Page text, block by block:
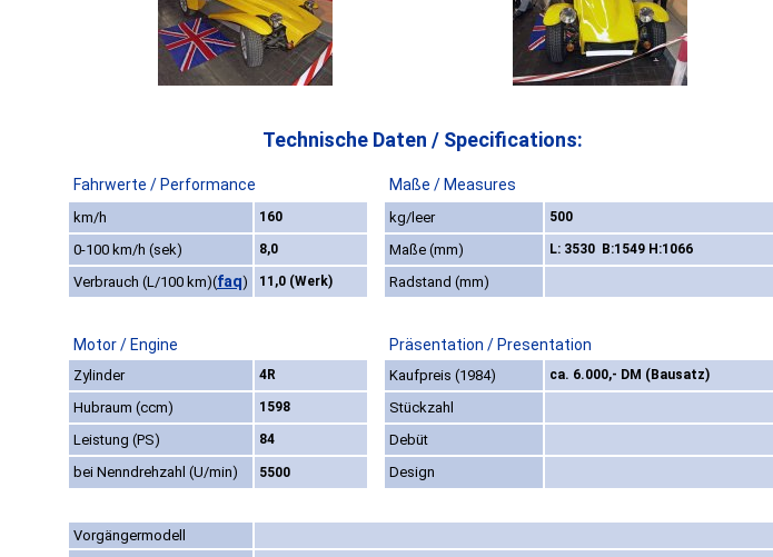
Technische Daten / Specifications:
Fahrwerte / Performance Maße / Measures
km/h 160 kg/leer 500
0-100 km/h (sek) 8,0 Maße (mm) L: 3530 B:1549 H:1066
Verbrauch (L/100 km)(faq) 11,0 (Werk) Radstand (mm)
Motor / Engine Präsentation / Presentation
Zylinder 4R Kaufpreis (1984) ca. 6.000,- DM (Bausatz)
Hubraum (ccm) 1598
Stückzahl
Leistung (PS)
84
Debüt
bei Nenndrehzahl (U/min)
5500 Design
Vorgängermodell